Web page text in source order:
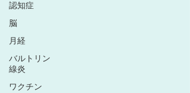
認知症
脳
月経
バルトリン
線炎
ワクチン